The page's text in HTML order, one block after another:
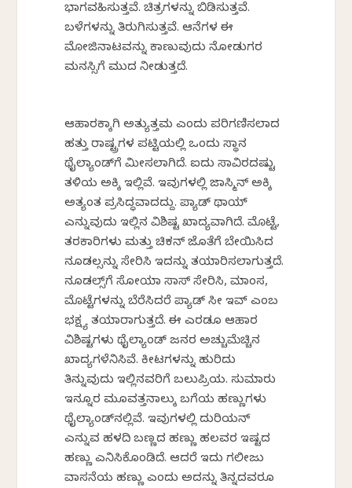
ಭಾಗವಹಿಸುತ್ತವೆ. ಚಿತ್ರಗಳನ್ನು ಬಿಡಿಸುತ್ತವೆ.
ಬಳೆಗಳನ್ನು ತಿರುಗಿಸುತ್ತವೆ. ಆನೆಗಳ ಈ
ಮೋಜಿನಾಟವನ್ನು ಕಾಣುವುದು ನೋಡುಗರ
ಮನಸ್ಸಿಗೆ ಮುದ ನೀಡುತ್ತದೆ.
ಆಹಾರಕ್ಕಾಗಿ ಅತ್ಯುತ್ತಮ ಎಂದು ಪರಿಗಣಿಸಲಾದ
ಹತ್ತು ರಾಷ್ಟ್ರಗಳ ಪಟ್ಟಿಯಲ್ಲಿ ಒಂದು ಸ್ಥಾನ
ಥೈಲ್ಯಾಂಡ್‌ಗೆ ಮೀಸಲಾಗಿದೆ. ಐದು ಸಾವಿರದಷ್ಟು
ತಳಿಯ ಅಕ್ಕಿ ಇಲ್ಲಿವೆ. ಇವುಗಳಲ್ಲಿ ಜಾಸ್ಮಿನ್ ಅಕ್ಕಿ
ಅತ್ಯಂತ ಪ್ರಸಿದ್ಧವಾದದ್ದು. ಪ್ಯಾಡ್ ಥಾಯ್
ಎನ್ನುವುದು ಇಲ್ಲಿನ ವಿಶಿಷ್ಟ ಖಾದ್ಯವಾಗಿದೆ. ಮೊಟ್ಟೆ,
ತರಕಾರಿಗಳು ಮತ್ತು ಚಿಕನ್ ಜೊತೆಗೆ ಬೇಯಿಸಿದ
ನೂಡಲ್ಸನ್ನು ಸೇರಿಸಿ ಇದನ್ನು ತಯಾರಿಸಲಾಗುತ್ತದೆ.
ನೂಡಲ್ಸ್‌ಗೆ ಸೋಯಾ ಸಾಸ್ ಸೇರಿಸಿ, ಮಾಂಸ,
ಮೊಟ್ಟೆಗಳನ್ನು ಬೆರೆಸಿದರೆ ಪ್ಯಾಡ್ ಸೀ ಇವ್ ಎಂಬ
ಭಕ್ಷ್ಯ ತಯಾರಾಗುತ್ತದೆ. ಈ ಎರಡೂ ಆಹಾರ
ವಿಶಿಷ್ಟಗಳು ಥೈಲ್ಯಾಂಡ್ ಜನರ ಅಚ್ಚುಮೆಚ್ಚಿನ
ಖಾದ್ಯಗಳೆನಿಸಿವೆ. ಕೀಟಗಳನ್ನು ಹುರಿದು
ತಿನ್ನುವುದು ಇಲ್ಲಿನವರಿಗೆ ಬಲುಪ್ರಿಯ. ಸುಮಾರು
ಇನ್ನೂರ ಮೂವತ್ತನಾಲ್ಕು ಬಗೆಯ ಹಣ್ಣುಗಳು
ಥೈಲ್ಯಾಂಡ್‌ನಲ್ಲಿವೆ. ಇವುಗಳಲ್ಲಿ ದುರಿಯನ್
ಎನ್ನುವ ಹಳದಿ ಬಣ್ಣದ ಹಣ್ಣು ಹಲವರ ಇಷ್ಟದ
ಹಣ್ಣು ಎನಿಸಿಕೊಂಡಿದೆ. ಆದರೆ ಇದು ಗಲೀಜು
ವಾಸನೆಯ ಹಣ್ಣು ಎಂದು ಅದನ್ನು ತಿನ್ನದವರೂ